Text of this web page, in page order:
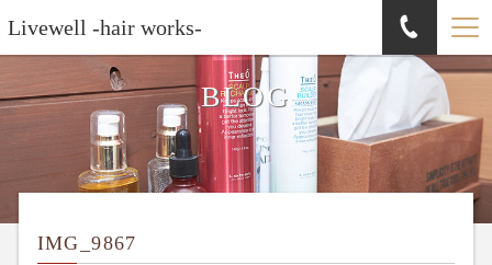
Livewell -hair works-
BLOG
IMG_9867